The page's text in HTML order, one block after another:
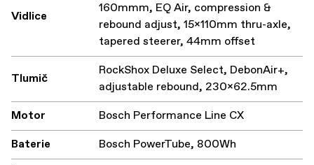
Vidlice
160mmm, EQ Air, compression &
rebound adjust, 15x110mm thru-axle,
tapered steerer, 44mm offset
Tlumič
RockShox Deluxe Select, DebonAir+,
adjustable rebound, 230x62.5mm
Motor
Bosch Performance Line CX
Baterie
Bosch PowerTube, 800Wh